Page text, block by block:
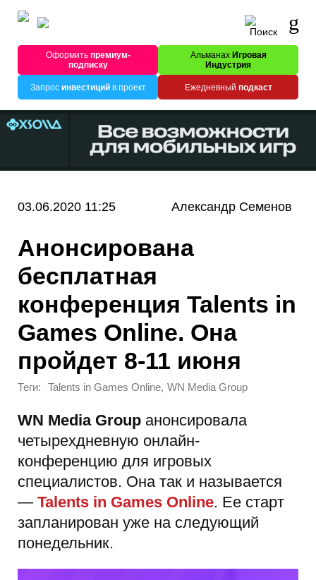
Оформитьпремиум-
подписку
Альманах Игровая
Индустрия
Запрос инвестицийв проект Ежедневный подкаст
03.06.2020 11:25 Александр Семенов
Анонсирована
бесплатная
конференция Talents in
Games Online. Она
пройдет 8-11 июня
Теги: Talents in Games Online, WN Media Group
WN Media Group анонсировала
четырехдневную онлайн-
конференцию для игровых
специалистов. Она так и называется
— Talents in Games Online. Ее старт
запланирован уже на следующий
понедельник.